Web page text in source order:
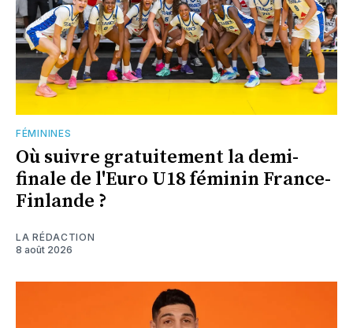
FÉMININES
Où suivre gratuitement la demi-
finale de l'Euro U18 féminin France-
Finlande ?
LA RÉDACTION
8 août 2026